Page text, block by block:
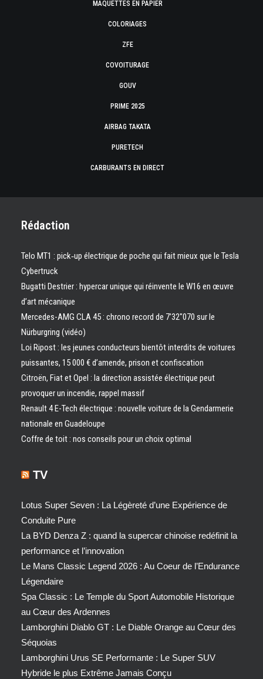
MAQUETTES EN PAPIER
COLORIAGES
ZFE
COVOITURAGE
GOUV
PRIME 2025
AIRBAG TAKATA
PURETECH
CARBURANTS EN DIRECT
Rédaction
Telo MT1 : pick‑up électrique de poche qui fait mieux que le Tesla
Cybertruck
Bugatti Destrier : hypercar unique qui réinvente le W16 en œuvre
d’art mécanique
Mercedes-AMG CLA 45 : chrono record de 7’32″070 sur le
Nürburgring (vidéo)
Loi Ripost : les jeunes conducteurs bientôt interdits de voitures
puissantes, 15 000 € d’amende, prison et confiscation
Citroën, Fiat et Opel : la direction assistée électrique peut
provoquer un incendie, rappel massif
Renault 4 E-Tech électrique : nouvelle voiture de la Gendarmerie
nationale en Guadeloupe
Coffre de toit : nos conseils pour un choix optimal
TV
Lotus Super Seven : La Légèreté d’une Expérience de
Conduite Pure
La BYD Denza Z : quand la supercar chinoise redéfinit la
performance et l’innovation
Le Mans Classic Legend 2026 : Au Coeur de l’Endurance
Légendaire
Spa Classic : Le Temple du Sport Automobile Historique
au Cœur des Ardennes
Lamborghini Diablo GT : Le Diable Orange au Cœur des
Séquoias
Lamborghini Urus SE Performante : Le Super SUV
Hybride le plus Extrême Jamais Conçu